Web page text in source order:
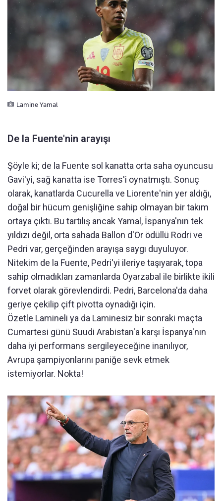
Lamine Yamal
De la Fuente'nin arayışı
Şöyle ki; de la Fuente sol kanatta orta saha oyuncusu
Gavi'yi, sağ kanatta ise Torres'i oynatmıştı. Sonuç
olarak, kanatlarda Cucurella ve Liorente'nin yer aldığı,
doğal bir hücum genişliğine sahip olmayan bir takım
ortaya çıktı. Bu tartılış ancak Yamal, İspanya'nın tek
yıldızı değil, orta sahada Ballon d'Or ödüllü Rodri ve
Pedri var, gerçeğinden arayışa saygı duyuluyor.
Nitekim de la Fuente, Pedri'yi ileriye taşıyarak, topa
sahip olmadıkları zamanlarda Oyarzabal ile birlikte ikili
forvet olarak görevlendirdi. Pedri, Barcelona'da daha
geriye çekilip çift pivotta oynadığı için.
Özetle Lamineli ya da Laminesiz bir sonraki maçta
Cumartesi günü Suudi Arabistan'a karşı İspanya'nın
daha iyi performans sergileyeceğine inanılıyor,
Avrupa şampiyonlarını paniğe sevk etmek
istemiyorlar. Nokta!